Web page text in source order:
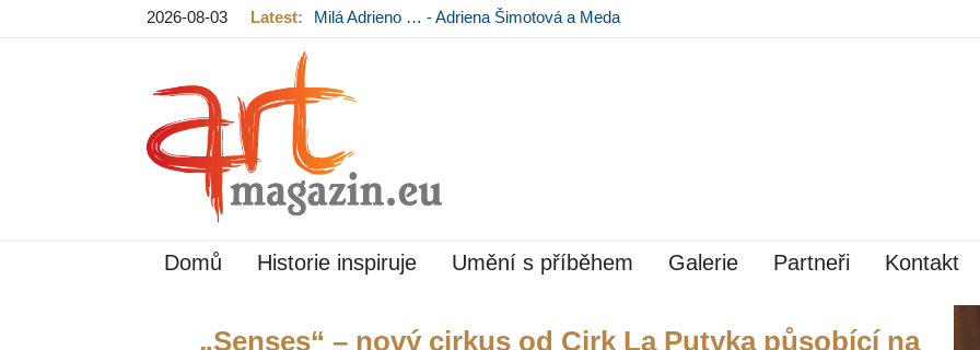
2026-08-03 Latest:
Milá Adrieno … - Adriena Šimotová a Meda
Domů Historie inspiruje Umění s příběhem Galerie Partneři Kontakt
„Senses“ – nový cirkus od Cirk La Putyka působící na